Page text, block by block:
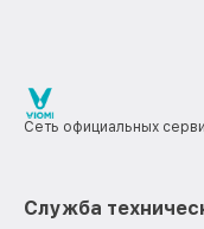
Сеть официальных
Служба